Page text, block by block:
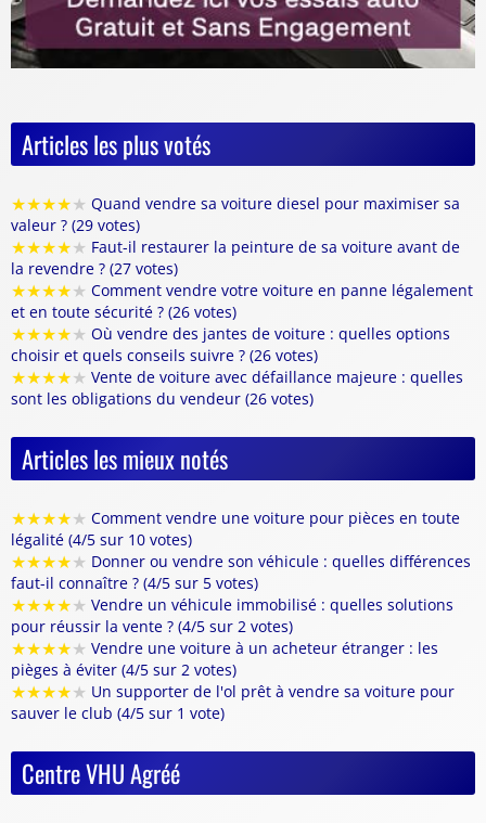
Articles les plus votés
★★★★★ Quand vendre sa voiture diesel pour maximiser sa
valeur ? (29 votes)
★★★★★ Faut-il restaurer la peinture de sa voiture avant de
la revendre ? (27 votes)
★★★★★ Comment vendre votre voiture en panne légalement
et en toute sécurité ? (26 votes)
★★★★★ Où vendre des jantes de voiture : quelles options
choisir et quels conseils suivre ? (26 votes)
★★★★★ Vente de voiture avec défaillance majeure : quelles
sont les obligations du vendeur (26 votes)
Articles les mieux notés
★★★★★ Comment vendre une voiture pour pièces en toute
légalité (4/5 sur 10 votes)
★★★★★ Donner ou vendre son véhicule : quelles différences
faut-il connaître ? (4/5 sur 5 votes)
★★★★★ Vendre un véhicule immobilisé : quelles solutions
pour réussir la vente ? (4/5 sur 2 votes)
★★★★★ Vendre une voiture à un acheteur étranger : les
pièges à éviter (4/5 sur 2 votes)
★★★★★ Un supporter de l'ol prêt à vendre sa voiture pour
sauver le club (4/5 sur 1 vote)
Centre VHU Agréé